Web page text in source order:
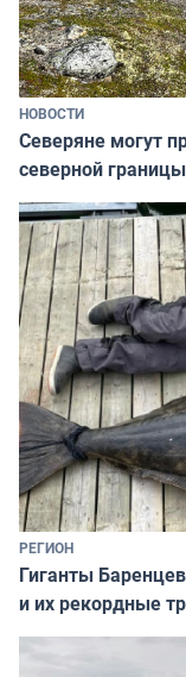
НОВОСТИ
Северяне могут
северной
РЕГИОН
Гиганты
и их рекордные